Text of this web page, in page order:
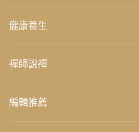
健康養生
禪師說禪
編輯推薦